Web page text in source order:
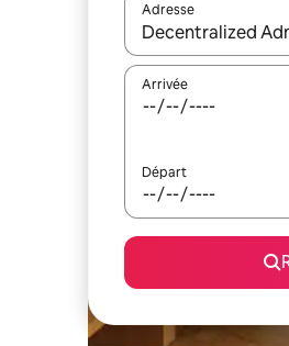
Adresse
Lorsque les
Arrivée
Départ